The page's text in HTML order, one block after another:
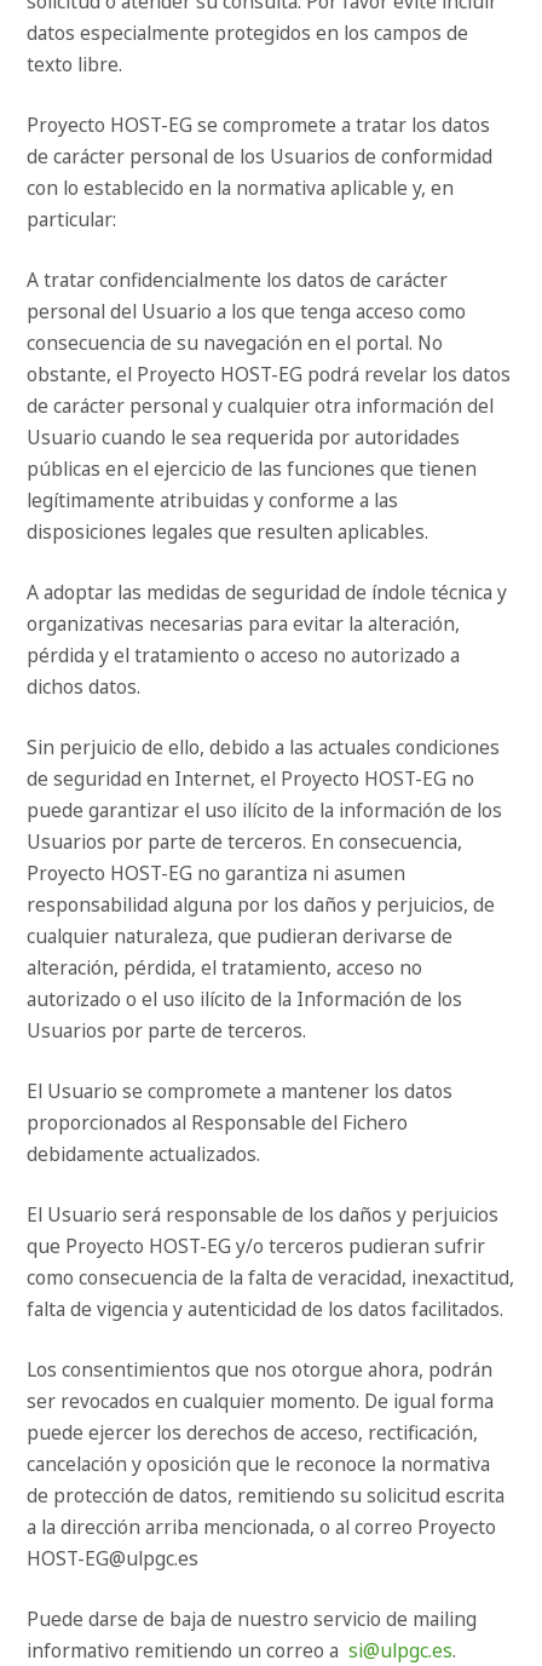
datos especialmente protegidos en los campos de
texto libre.
Proyecto HOST-EG se compromete a tratar los datos
de carácter personal de los Usuarios de conformidad
con lo establecido en la normativa aplicable y, en
particular:
A tratar confidencialmente los datos de carácter
personal del Usuario a los que tenga acceso como
consecuencia de su navegación en el portal. No
obstante, el Proyecto HOST-EG podrá revelar los datos
de carácter personal y cualquier otra información del
Usuario cuando le sea requerida por autoridades
públicas en el ejercicio de las funciones que tienen
legítimamente atribuidas y conforme a las
disposiciones legales que resulten aplicables.
A adoptar las medidas de seguridad de índole técnica y
organizativas necesarias para evitar la alteración,
pérdida y el tratamiento o acceso no autorizado a
dichos datos.
Sin perjuicio de ello, debido a las actuales condiciones
de seguridad en Internet, el Proyecto HOST-EG no
puede garantizar el uso ilícito de la información de los
Usuarios por parte de terceros. En consecuencia,
Proyecto HOST-EG no garantiza ni asumen
responsabilidad alguna por los daños y perjuicios, de
cualquier naturaleza, que pudieran derivarse de
alteración, pérdida, el tratamiento, acceso no
autorizado o el uso ilícito de la Información de los
Usuarios por parte de terceros.
El Usuario se compromete a mantener los datos
proporcionados al Responsable del Fichero
debidamente actualizados.
El Usuario será responsable de los daños y perjuicios
que Proyecto HOST-EG y/o terceros pudieran sufrir
como consecuencia de la falta de veracidad, inexactitud,
falta de vigencia y autenticidad de los datos facilitados.
Los consentimientos que nos otorgue ahora, podrán
ser revocados en cualquier momento. De igual forma
puede ejercer los derechos de acceso, rectificación,
cancelación y oposición que le reconoce la normativa
de protección de datos, remitiendo su solicitud escrita
a la dirección arriba mencionada, o al correo Proyecto
HOST-EG@ulpgc.es
Puede darse de baja de nuestro servicio de mailing
informativo remitiendo un correo asi@ulpgc.es.